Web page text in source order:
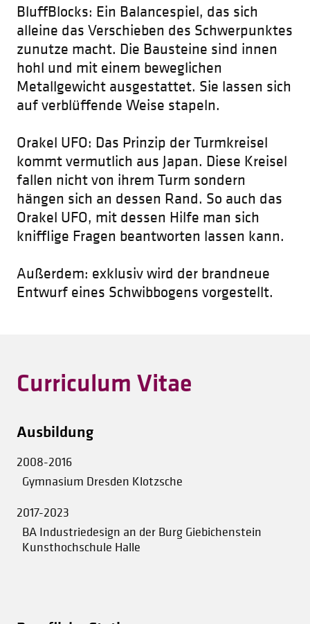
BluffBlocks: Ein Balancespiel, das sich
alleine das Verschieben des Schwerpunktes
zunutze macht. Die Bausteine sind innen
hohl und mit einem beweglichen
Metallgewicht ausgestattet. Sie lassen sich
auf verblüffende Weise stapeln.
Orakel UFO: Das Prinzip der Turmkreisel
kommt vermutlich aus Japan. Diese Kreisel
fallen nicht von ihrem Turm sondern
hängen sich an dessen Rand. So auch das
Orakel UFO, mit dessen Hilfe man sich
knifflige Fragen beantworten lassen kann.
Außerdem: exklusiv wird der brandneue
Entwurf eines Schwibbogens vorgestellt.
Curriculum Vitae
Ausbildung
2008-2016
Gymnasium Dresden Klotzsche
2017-2023
BA Industriedesign an der Burg Giebichenstein
Kunsthochschule Halle